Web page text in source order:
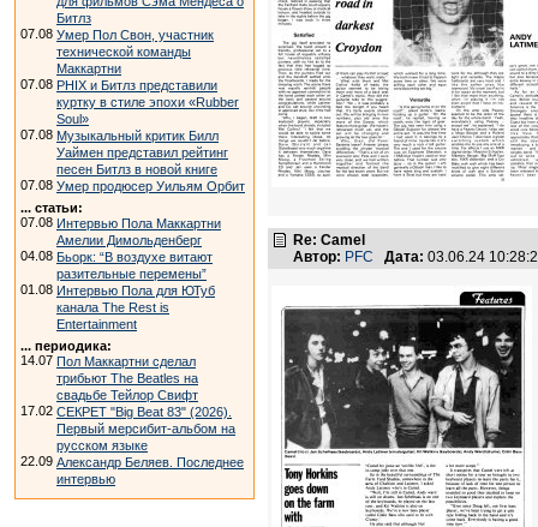
Битлз
07.08 Умер Пол Свон, участник
технической команды
Маккартни
07.08 PHIX и Битлз представили
куртку в стиле эпохи «Rubber
Soul»
07.08 Музыкальный критик Билл
Уаймен представил рейтинг
песен Битлз в новой книге
07.08 Умер продюсер Уильям Орбит
... статьи:
07.08 Интервью Пола Маккартни
Амелии Димольденберг
04.08 Бьорк: “В воздухе витают
разительные перемены”
01.08 Интервью Пола для ЮТуб
канала The Rest is
Entertainment
... периодика:
14.07 Пол Маккартни сделал
трибьют The Beatles на
свадьбе Тейлор Свифт
17.02 СЕКРЕТ "Big Beat 83" (2026).
Первый мерсибит-альбом на
русском языке
22.09 Александр Беляев. Последнее
интервью
Re: Camel
Автор: PFC Дата: 03.06.24